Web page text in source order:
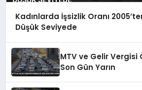
Kadınlarda İşsizlik Oranı
Düşük Seviyede
MTV ve Gelir Vergisi
Son Gün Yarın